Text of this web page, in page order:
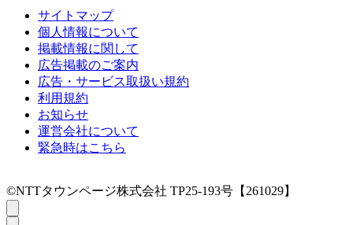
サイトマップ
個人情報について
掲載情報に関して
広告掲載のご案内
広告・サービス取扱い規約
利用規約
お知らせ
運営会社について
緊急時はこちら
©NTTタウンページ株式会社 TP25-193号【261029】